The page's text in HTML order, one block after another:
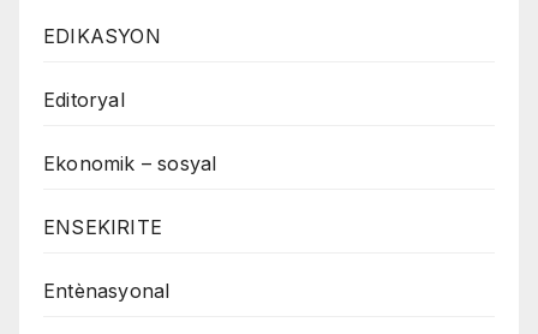
EDIKASYON
Editoryal
Ekonomik – sosyal
ENSEKIRITE
Entènasyonal